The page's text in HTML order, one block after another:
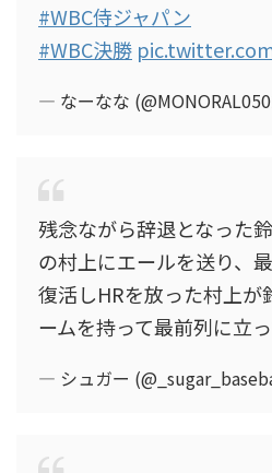
#WBC侍ジャパン
#WBC決勝
— なーなな
残念ながら辞退となった
の村上にエールを送り、
復活しHRを放った村上が
ームを持って最前列に立
— シュガー